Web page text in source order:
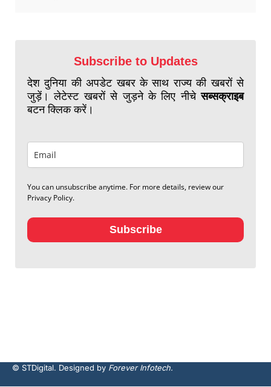
Subscribe to Updates
देश दुनिया की अपडेट खबर के साथ राज्य की खबरों से
जुड़ें। लेटेस्ट खबरों से जुड़ने के लिए नीचेसब्सक्राइब
बटन क्लिक करें।
You can unsubscribe anytime. For more details, review our
Privacy Policy.
Subscribe
© STDigital. Designed by Forever Infotech.